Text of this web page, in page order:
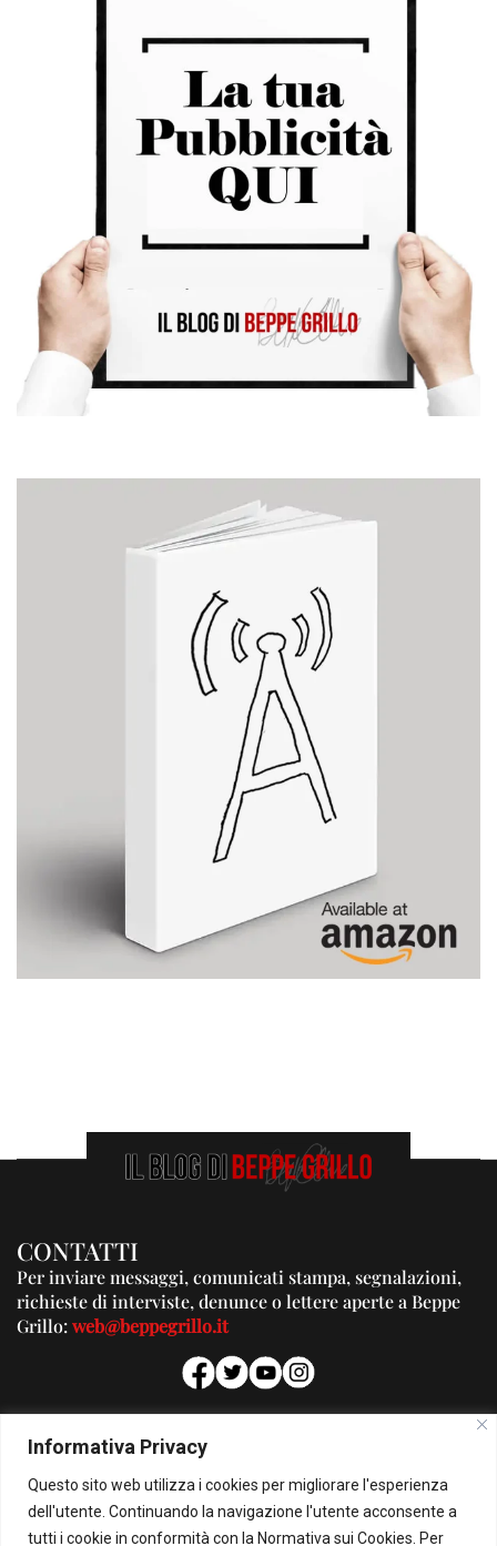
Informativa Privacy
Questo sito web utilizza i cookies per migliorare l'esperienza
dell'utente. Continuando la navigazione l'utente acconsente a
tutti i cookie in conformità con la Normativa sui Cookies. Per
CONTATTI
Per inviare messaggi, comunicati stampa, segnalazioni,
richieste di interviste, denunce o lettere aperte a Beppe
Grillo:web@beppegrillo.it
PUBBLICITA'
Per la tua pubblicità su questo Blog:
pubblicita@beppegrillo.it